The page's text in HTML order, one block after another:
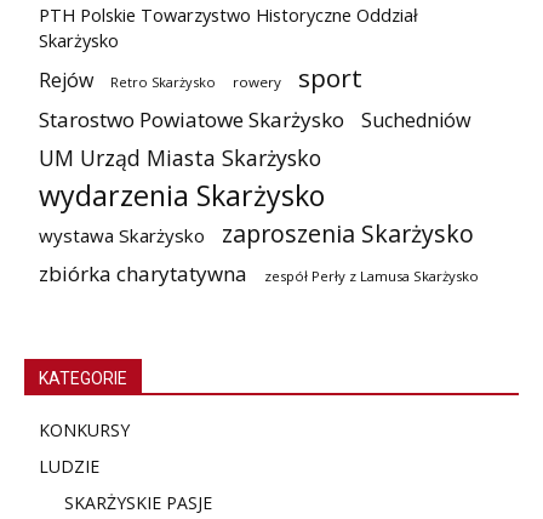
PTH Polskie Towarzystwo Historyczne Oddział
Skarżysko
Rejów Retro Skarżysko rowery sport
Starostwo Powiatowe Skarżysko Suchedniów
UM Urząd Miasta Skarżysko
wydarzenia Skarżysko
wystawa Skarżysko zaproszenia Skarżysko
zbiórka charytatywna zespół Perły z Lamusa Skarżysko
KATEGORIE
KONKURSY
LUDZIE
SKARŻYSKIE PASJE